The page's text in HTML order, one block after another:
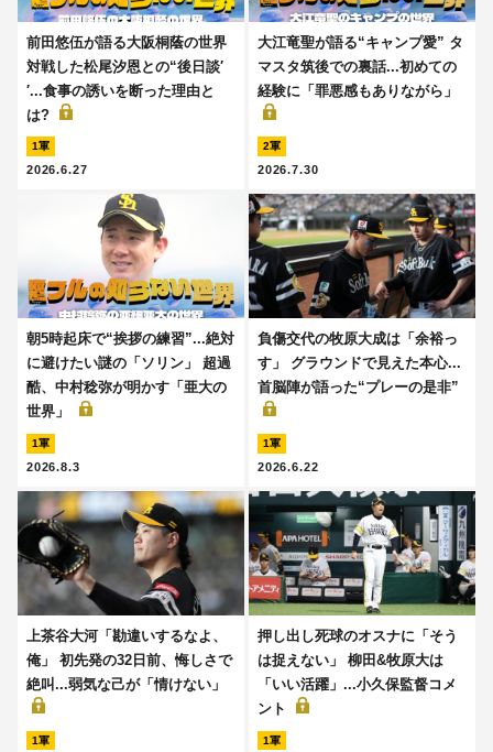
前田悠伍が語る大阪桐蔭の世界
対戦した松尾汐恩との“後日談′
′...食事の誘いを断った理由と
は?
1軍
2026.6.27
大江竜聖が語る“キャンプ愛” タ
マスタ筑後での裏話...初めての
経験に「罪悪感もありながら」
2軍
2026.7.30
朝5時起床で“挨拶の練習”...絶対
に避けたい謎の「ソリン」 超過
酷、中村稔弥が明かす「亜大の
世界」
1軍
2026.8.3
負傷交代の牧原大成は「余裕っ
す」 グラウンドで見えた本心...
首脳陣が語った“プレーの是非”
1軍
2026.6.22
上茶谷大河「勘違いするなよ、
俺」 初先発の32日前、悔しさで
絶叫...弱気な己が「情けない」
1軍
押し出し死球のオスナに「そう
は捉えない」 柳田&牧原大は
「いい活躍」...小久保監督コメ
ント
1軍